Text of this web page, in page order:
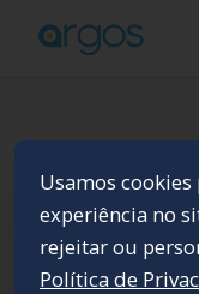
Usamos
experiência no
rejeitar ou
Política de